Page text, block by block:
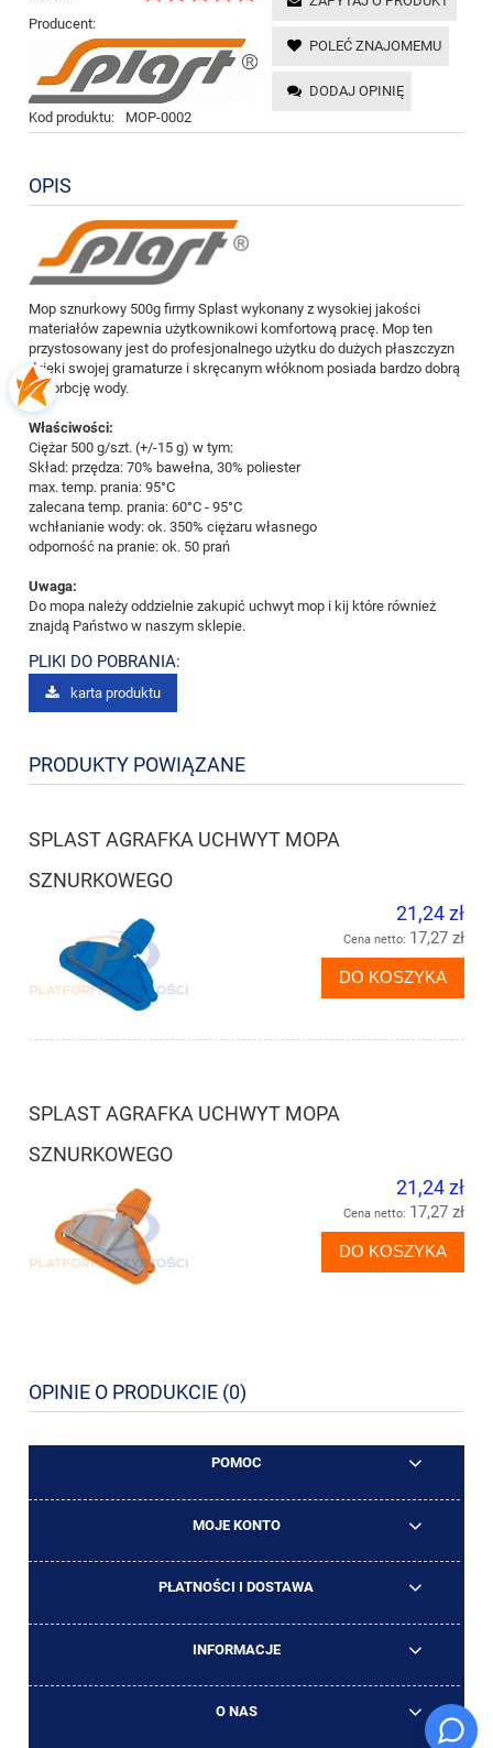
Producent:
Kod produktu: MOP-0002
POLEĆ ZNAJOMEMU
DODAJ OPINIĘ
OPIS
Mop sznurkowy 500g firmy Splast wykonany z wysokiej jakości
materiałów zapewnia użytkownikowi komfortową pracę. Mop ten
przystosowany jest do profesjonalnego użytku do dużych płaszczyzn
dzięki swojej gramaturze i skręcanym włóknom posiada bardzo dobrą
absorbcję wody.
Właściwości:
Ciężar 500 g/szt. (+/-15 g) w tym:
Skład: przędza: 70% bawełna, 30% poliester
max. temp. prania: 95°C
zalecana temp. prania: 60°C - 95°C
wchłanianie wody: ok. 350% ciężaru własnego
odporność na pranie: ok. 50 prań
Uwaga:
Do mopa należy oddzielnie zakupić uchwyt mop i kij które również
znajdą Państwo w naszym sklepie.
PLIKI DO POBRANIA:
karta produktu
PRODUKTY POWIĄZANE
SPLAST AGRAFKA UCHWYT MOPA
SZNURKOWEGO
21,24 zł
Cena netto: 17,27 zł
DO KOSZYKA
SPLAST AGRAFKA UCHWYT MOPA
SZNURKOWEGO
21,24 zł
Cena netto: 17,27 zł
DO KOSZYKA
OPINIE O PRODUKCIE (0)
POMOC
MOJE KONTO
PŁATNOŚCI I DOSTAWA
INFORMACJE
O NAS